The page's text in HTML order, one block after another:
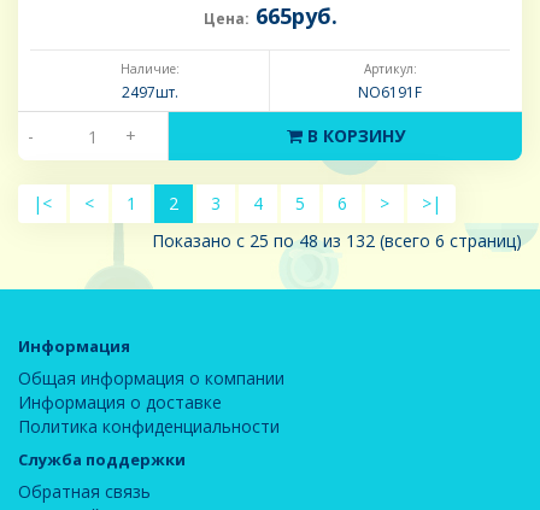
Цена: 665руб.
Наличие:
2497шт.
Артикул:
NO6191F
- + В КОРЗИНУ
|< < 1 2 3 4 5 6 >
>|
Показано с 25 по 48 из 132 (всего 6 страниц)
Информация
Общая информация о компании
Информация о доставке
Политика конфиденциальности
Служба поддержки
Обратная связь